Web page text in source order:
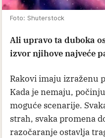
Foto: Shuterstock
Ali upravo ta duboka
izvor njihove najveće
Rakovi imaju izraženu
Kada je nemaju,
moguće scenarije.
strah, svaka promena
razočaranje ostavlja